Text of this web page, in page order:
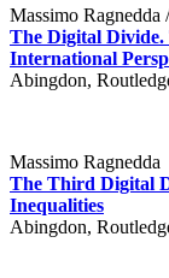
Massimo
The Digital
International
Abingdon,
Massimo Ragnedda
The Third Digital
Inequalities
Abingdon,